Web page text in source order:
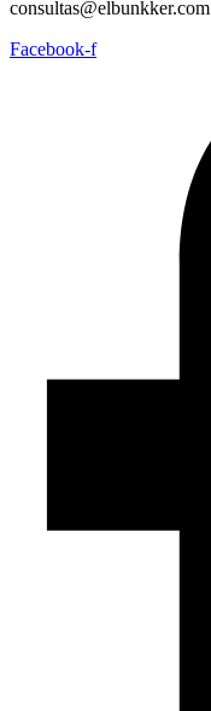
consultas@elbunkker.com
Facebook-f